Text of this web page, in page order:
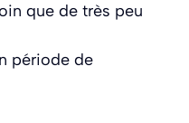
que de très peu
période de